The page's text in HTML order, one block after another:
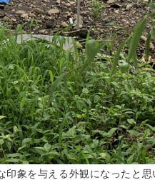
印象を与える外観になったと思